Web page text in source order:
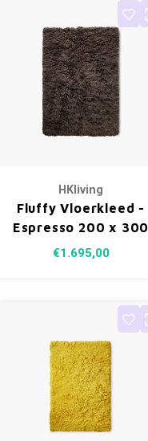
HKliving
Fluffy Vloerkleed -
Espresso 200 x 300
cm
€1.695,00